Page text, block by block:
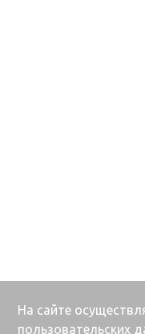
На сайте
пользовательских